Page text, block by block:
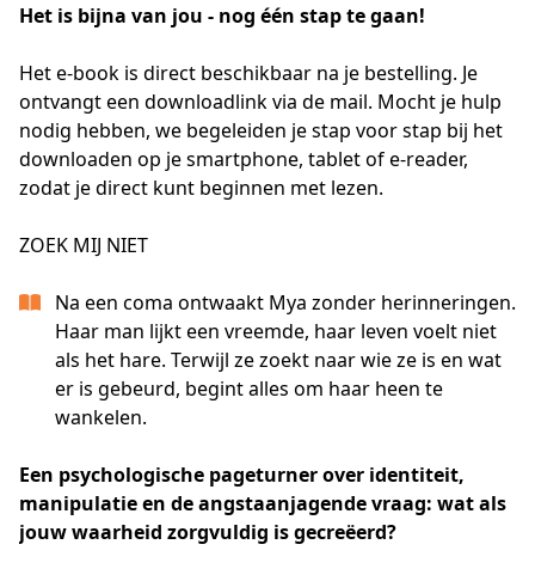
Het is bijna van jou - nog één stap te gaan!
Het e-book is direct beschikbaar na je bestelling. Je
ontvangt een downloadlink via de mail. Mocht je hulp
nodig hebben, we begeleiden je stap voor stap bij het
downloaden op je smartphone, tablet of e-reader,
zodat je direct kunt beginnen met lezen.
ZOEK MIJ NIET
Na een coma ontwaakt Mya zonder herinneringen.
Haar man lijkt een vreemde, haar leven voelt niet
als het hare. Terwijl ze zoekt naar wie ze is en wat
er is gebeurd, begint alles om haar heen te
wankelen.
Een psychologische pageturner over identiteit,
manipulatie en de angstaanjagende vraag: wat als
jouw waarheid zorgvuldig is gecreëerd?